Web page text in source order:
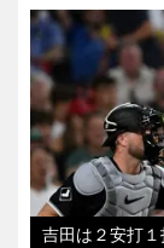
吉田は２安打